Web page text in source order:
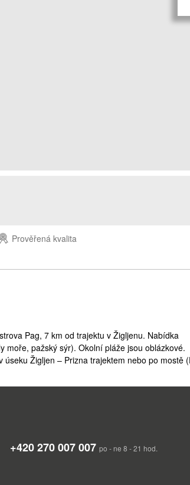
Prověřená kvalita
Pag, 7 km od trajektu v Žigljenu. Nabídka
moře, pažský sýr). Okolní pláže jsou oblázkové.
Žigljen – Prizna trajektem nebo po mostě
+420 270 007 007 po - ne 8 - 21 hod.